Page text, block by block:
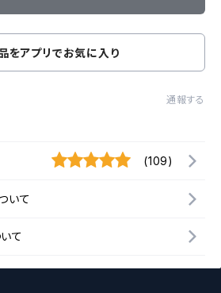
をアプリでお気に入り
通報する
(109)
いて
て